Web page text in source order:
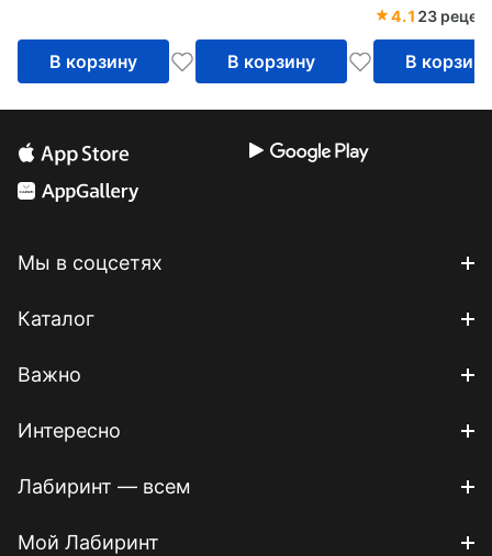
В корзину В корзину
4.1 23
В корзину
Мы в соцсетях
Каталог
Важно
Интересно
Лабиринт — всем
Мой Лабиринт